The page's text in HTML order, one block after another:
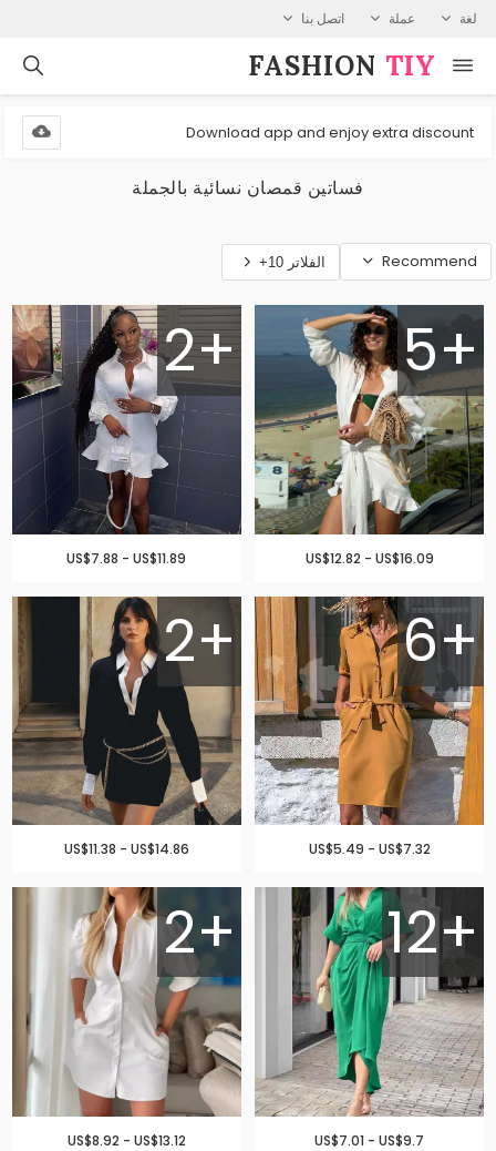
لغة عملة اتصل بنا
FASHION⁠ TIY
Download app and enjoy extra discount
فساتين قمصان نسائية بالجملة
Recommend الفلاتر 10+
5+
US$12.82 - US$16.09
2+
US$7.88 - US$11.89
6+
US$5.49 - US$7.32
2+
US$11.38 - US$14.86
12+
US$7.01 - US$9.7
2+
US$8.92 - US$13.12